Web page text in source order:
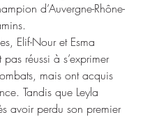
d’Auvergne-Rhône-
Elif-Nour et Esma
pas réussi à s’exprimer
mais ont acquis
Tandis que Leyla
avoir perdu son premier